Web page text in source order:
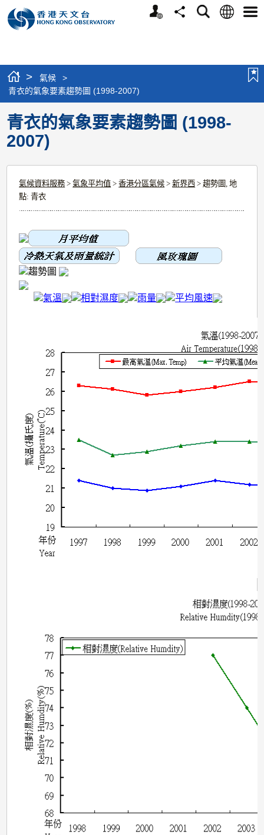
個
分
搜
語
選
> 氣候
>
青衣的氣象要素趨勢圖 (1998-2007)
青衣的氣象要素趨勢圖 (1998-
2007)
氣候資料服務 >氣象平均值 >香港分區氣候 >新界西 > 趨勢圖, 地
點: 青衣